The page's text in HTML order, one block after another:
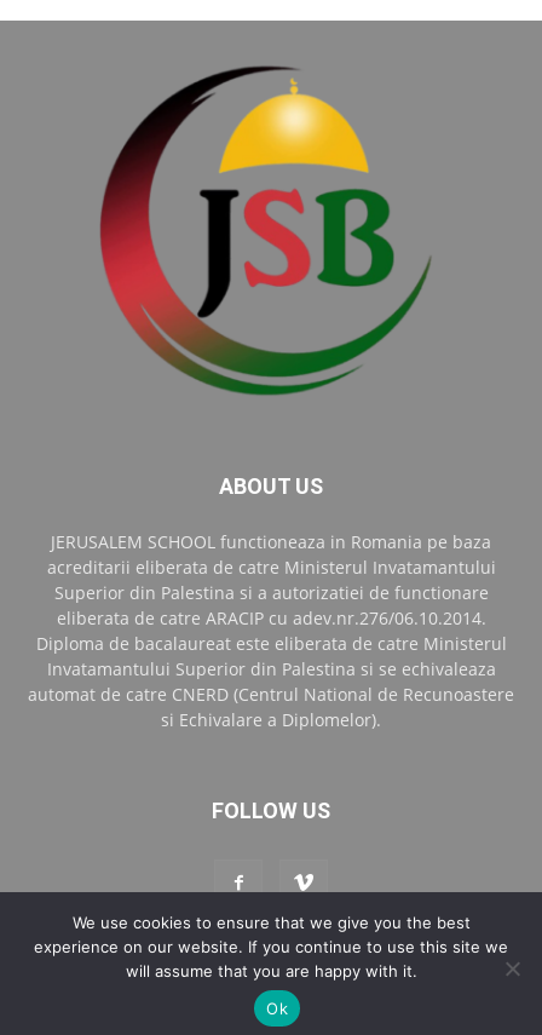
ABOUT US
JERUSALEM SCHOOL functioneaza in Romania pe baza
acreditarii eliberata de catre Ministerul Invatamantului
Superior din Palestina si a autorizatiei de functionare
eliberata de catre ARACIP cu adev.nr.276/06.10.2014.
Diploma de bacalaureat este eliberata de catre Ministerul
Invatamantului Superior din Palestina si se echivaleaza
automat de catre CNERD (Centrul National de Recunoastere
si Echivalare a Diplomelor).
FOLLOW US
Contact Blog Jerusalem School Bucharest
© Copyright 2017 Art Dv Media
We use cookies to ensure that we give you the best
experience on our website. If you continue to use this site we
will assume that you are happy with it.
Ok